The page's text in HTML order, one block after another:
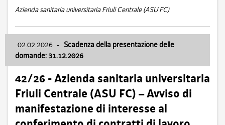
Azienda sanitaria universitaria Friuli Centrale (ASU FC)
02.02.2026 - Scadenza della presentazione delle
domande: 31.12.2026
42/26 - Azienda sanitaria universitaria
Friuli Centrale (ASU FC) – Avviso di
manifestazione di interesse al